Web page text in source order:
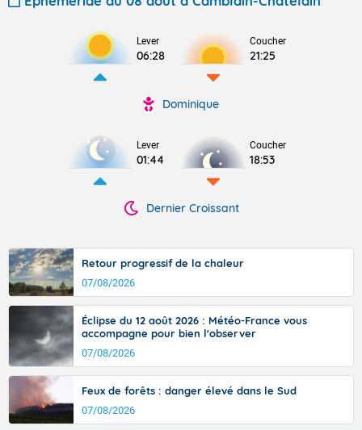
Lever
06:28
Coucher
21:25
Dominique
Lever
01:44
Coucher
18:53
Dernier Croissant
Retour progressif de la chaleur
07/08/2026
Éclipse du 12 août 2026 : Météo-France vous
accompagne pour bien l'observer
07/08/2026
Feux de forêts : danger élevé dans le Sud
07/08/2026